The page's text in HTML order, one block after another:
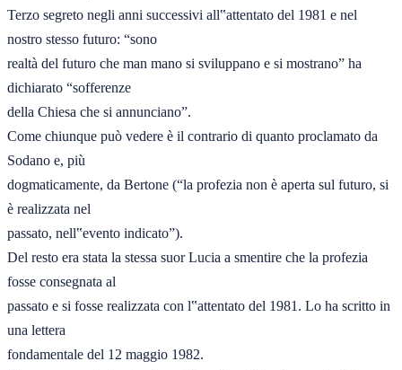
Terzo segreto negli anni successivi all‟attentato del 1981 e nel
nostro stesso futuro: “sono
realtà del futuro che man mano si sviluppano e si mostrano” ha
dichiarato “sofferenze
della Chiesa che si annunciano”.
Come chiunque può vedere è il contrario di quanto proclamato da
Sodano e, più
dogmaticamente, da Bertone (“la profezia non è aperta sul futuro, si
è realizzata nel
passato, nell‟evento indicato”).
Del resto era stata la stessa suor Lucia a smentire che la profezia
fosse consegnata al
passato e si fosse realizzata con l‟attentato del 1981. Lo ha scritto in
una lettera
fondamentale del 12 maggio 1982.